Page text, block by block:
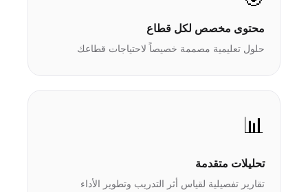
محتوى مخصص لكل قطاع
حلول تعليمية مصممة خصيصاً لاحتياجات قطاعك
📊
تحليلات متقدمة
تقارير تفصيلية لقياس أثر التدريب وتطوير الأداء